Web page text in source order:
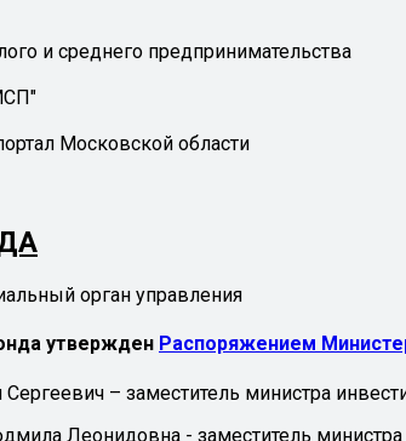
и среднего предпринимательства
Московской области
орган управления
утвержден Распоряжением
– заместитель министра
Леонидовна - заместитель